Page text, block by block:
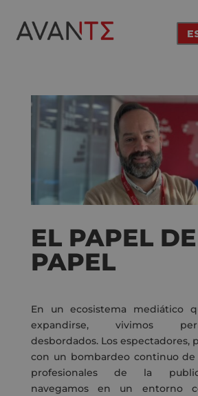
EL PAPEL
PAPEL
En un ecosistema mediático
expandirse, vivimos
desbordados. Los espectadores,
con un bombardeo continuo de
profesionales de la
navegamos en un entorno